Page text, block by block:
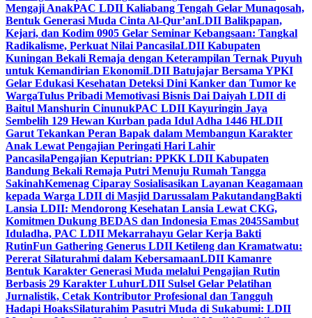
Mengaji AnakPAC LDII Kaliabang Tengah Gelar Munaqosah,
Bentuk Generasi Muda Cinta Al-Qur’anLDII Balikpapan,
Kejari, dan Kodim 0905 Gelar Seminar Kebangsaan: Tangkal
Radikalisme, Perkuat Nilai PancasilaLDII Kabupaten
Kuningan Bekali Remaja dengan Keterampilan Ternak Puyuh
untuk Kemandirian EkonomiLDII Batujajar Bersama YPKI
Gelar Edukasi Kesehatan Deteksi Dini Kanker dan Tumor ke
WargaTulus Pribadi Memotivasi Bisnis Dai Daiyah LDII di
Baitul Manshurin CinunukPAC LDII Kayuringin Jaya
Sembelih 129 Hewan Kurban pada Idul Adha 1446 HLDII
Garut Tekankan Peran Bapak dalam Membangun Karakter
Anak Lewat Pengajian Peringati Hari Lahir
PancasilaPengajian Keputrian: PPKK LDII Kabupaten
Bandung Bekali Remaja Putri Menuju Rumah Tangga
SakinahKemenag Ciparay Sosialisasikan Layanan Keagamaan
kepada Warga LDII di Masjid Darussalam PakutandangBakti
Lansia LDII: Mendorong Kesehatan Lansia Lewat CKG,
Komitmen Dukung BEDAS dan Indonesia Emas 2045Sambut
Iduladha, PAC LDII Mekarrahayu Gelar Kerja Bakti
RutinFun Gathering Generus LDII Ketileng dan Kramatwatu:
Pererat Silaturahmi dalam KebersamaanLDII Kamanre
Bentuk Karakter Generasi Muda melalui Pengajian Rutin
Berbasis 29 Karakter LuhurLDII Sulsel Gelar Pelatihan
Jurnalistik, Cetak Kontributor Profesional dan Tangguh
Hadapi HoaksSilaturahim Pasutri Muda di Sukabumi: LDII